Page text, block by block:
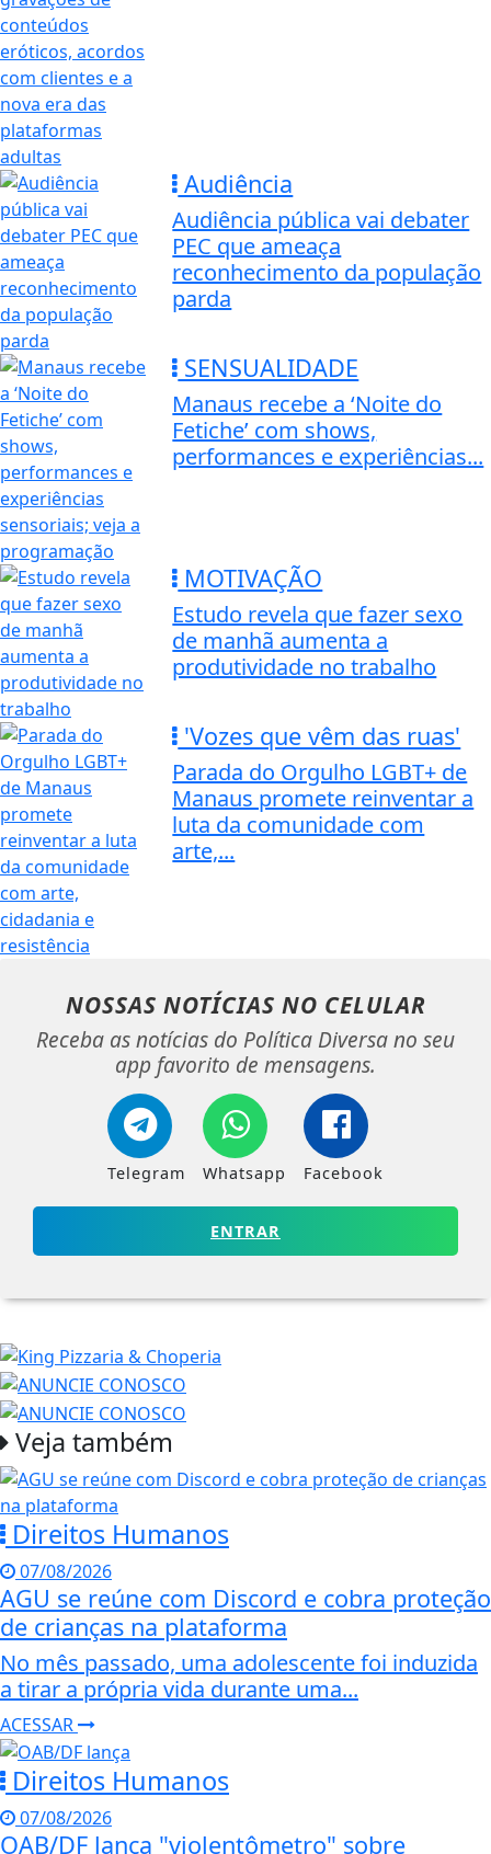
Audiência
Audiência pública vai debater
PEC que ameaça
reconhecimento da população
parda
SENSUALIDADE
Manaus recebe a ‘Noite do
Fetiche’ com shows,
performances e experiências...
MOTIVAÇÃO
Estudo revela que fazer sexo
de manhã aumenta a
produtividade no trabalho
'Vozes que vêm das ruas'
Parada do Orgulho LGBT+ de
Manaus promete reinventar a
luta da comunidade com
arte,...
NOSSAS NOTÍCIAS NO CELULAR
Receba as notícias do Política Diversa no seu
app favorito de mensagens.
Telegram Whatsapp Facebook
ENTRAR
Veja também
Direitos Humanos
07/08/2026
AGU se reúne com Discord e cobra proteção
de crianças na plataforma
No mês passado, uma adolescente foi induzida
a tirar a própria vida durante uma...
ACESSAR
Direitos Humanos
07/08/2026
OAB/DF lança "violentômetro" sobre